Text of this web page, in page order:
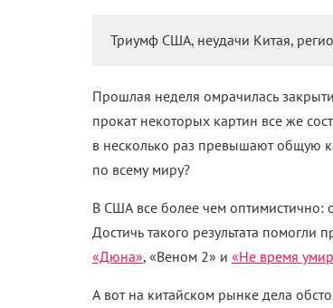
Триумф США, неудачи Китая,
Прошлая неделя омрачилась
прокат некоторых картин все же
в несколько раз превышают общую
по всему миру?
В США все более чем оптимистично:
Достичь такого результата
«Дюна», «Веном 2» и «Не время
А вот на китайском рынке дела